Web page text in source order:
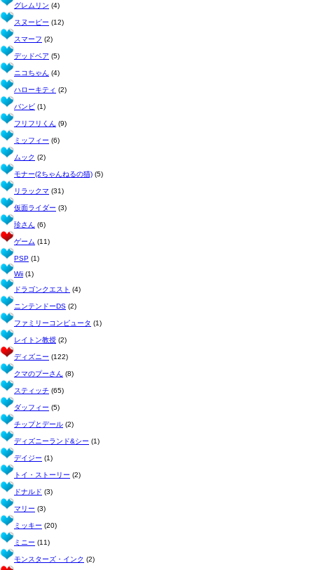
グレムリン (4)
スヌーピー (12)
スマーフ (2)
デッドベア (5)
ニコちゃん (4)
ハローキティ (2)
バンビ (1)
フリフリくん (9)
ミッフィー (6)
ムック (2)
モナー(2ちゃんねるの猫) (5)
リラックマ (31)
仮面ライダー (3)
珍さん (6)
ゲーム (11)
PSP (1)
Wii (1)
ドラゴンクエスト (4)
ニンテンドーDS (2)
ファミリーコンピュータ (1)
レイトン教授 (2)
ディズニー (122)
クマのプーさん (8)
スティッチ (65)
ダッフィー (5)
チップとデール (2)
ディズニーランド&シー (1)
デイジー (1)
トイ・ストーリー (2)
ドナルド (3)
マリー (3)
ミッキー (20)
ミニー (11)
モンスターズ・インク (2)